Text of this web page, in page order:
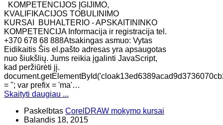
KOMPETENCIJOS ĮGIJIMO,
KVALIFIKACIJOS TOBULINIMO
KURSAI BUHALTERIO - APSKAITININKO
KOMPETENCIJA Informacija ir registracija tel.
+370 678 68 888Atsakingas asmuo: Vytas
Eidikaitis Šis el.pašto adresas yra apsaugotas
nuo šiukšlių. Jums reikia įgalinti JavaScript,
kad peržiūrėti jį.
= ''; var prefix = 'ma'…
Skaityti daugiau ...
Paskelbtas CorelDRAW mokymo kursai
Balandis 18, 2015